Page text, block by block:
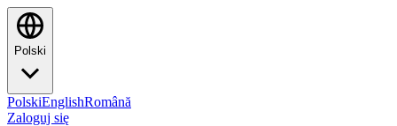
Polski
PolskiEnglishRomână
Zaloguj się